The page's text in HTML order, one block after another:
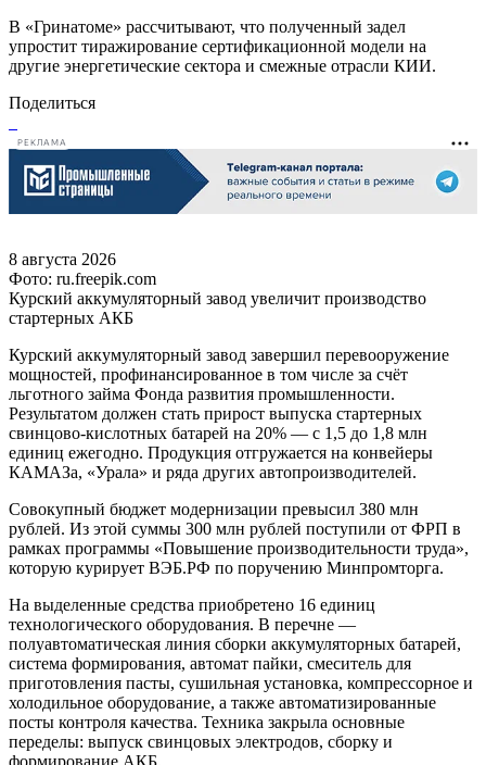
В «Гринатоме» рассчитывают, что полученный задел
упростит тиражирование сертификационной модели на
другие энергетические сектора и смежные отрасли КИИ.
Поделиться
РЕКЛАМА
8 августа 2026
Фото: ru.freepik.com
Курский аккумуляторный завод увеличит производство
стартерных АКБ
Курский аккумуляторный завод завершил перевооружение
мощностей, профинансированное в том числе за счёт
льготного займа Фонда развития промышленности.
Результатом должен стать прирост выпуска стартерных
свинцово-кислотных батарей на 20% — с 1,5 до 1,8 млн
единиц ежегодно. Продукция отгружается на конвейеры
КАМАЗа, «Урала» и ряда других автопроизводителей.
Совокупный бюджет модернизации превысил 380 млн
рублей. Из этой суммы 300 млн рублей поступили от ФРП в
рамках программы «Повышение производительности труда»,
которую курирует ВЭБ.РФ по поручению Минпромторга.
На выделенные средства приобретено 16 единиц
технологического оборудования. В перечне —
полуавтоматическая линия сборки аккумуляторных батарей,
система формирования, автомат пайки, смеситель для
приготовления пасты, сушильная установка, компрессорное и
холодильное оборудование, а также автоматизированные
посты контроля качества. Техника закрыла основные
переделы: выпуск свинцовых электродов, сборку и
формирование АКБ.